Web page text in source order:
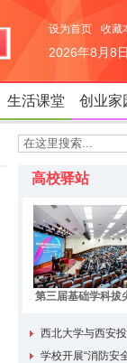
设为首页 收藏
2026年8月8
生活课堂 创业家
高校驿站
第三届基础学科拔
猜想”线下评审展
流会在西安交大
西北大学与西安
议
学校开展“消防安